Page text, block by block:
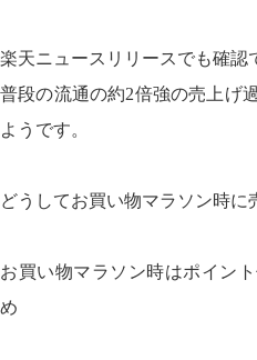
楽天ニュースリリースでも確認
普段の流通の約2倍強の売上げ
ようです。
どうしてお買い物マラソン時に
お買い物マラソン時はポイン
め